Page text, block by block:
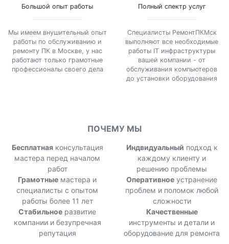
Большой опыт работы
Мы имеем внушительный опыт
работы по обслуживанию и
ремонту ПК в Москве, у нас
работают только грамотные
профессионалы своего дела
Полный спектр услуг
Специалисты РемонтПКМск
выполняют все необходимые
работы IT инфраструктуры
вашей компании - от
обслуживания компьютеров
до установки оборудования
ПОЧЕМУ МЫ
Бесплатнаяконсультация
мастера перед началом
работ
Индвидуальный подход к
каждому клиенту и
решению проблемы
Грамотные мастера и
специалисты с опытом
работы более 11 лет
Оперативное устранение
проблем и поломок любой
сложности
Стабильное развитие
компании и безупречная
репутация
Качественные
инструменты и детали и
оборудование для ремонта